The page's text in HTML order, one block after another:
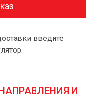
введите
И